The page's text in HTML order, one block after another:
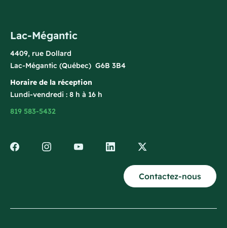
Lac-Mégantic
4409, rue Dollard
Lac-Mégantic (Québec) G6B 3B4
Horaire de la réception
Lundi-vendredi : 8 h à 16 h
819 583-5432
Contactez-nous